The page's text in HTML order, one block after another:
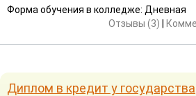
Форма обучения в колледже: Дневная
Отзывы (3)
Диплом в кредит у государства